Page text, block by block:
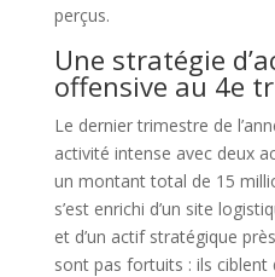
perçus.
Une stratégie
offensive au 4e
Le dernier trimestre de
activité intense avec deux
un montant total de 15
s’est enrichi d’un site
et d’un actif stratégique
sont pas fortuits : ils